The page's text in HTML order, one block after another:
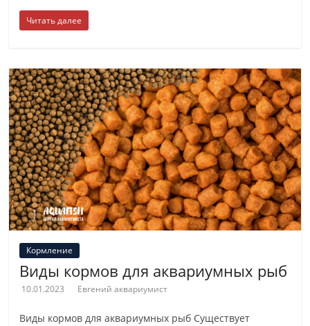
Читать далее
Кормление
Виды кормов для аквариумных рыб
10.01.2023 Евгений аквариумист
Виды кормов для аквариумных рыб Существует